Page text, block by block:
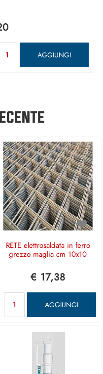
AGGIUNGI
RETE elettrosaldata in ferro
grezzo maglia cm 10x10
€ 17,38
AGGIUNGI